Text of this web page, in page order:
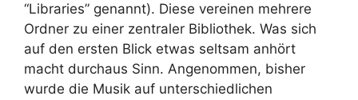
“Libraries” genannt). Diese vereinen mehrere
Ordner zu einer zentraler Bibliothek. Was sich
auf den ersten Blick etwas seltsam anhört
macht durchaus Sinn. Angenommen, bisher
wurde die Musik auf unterschiedlichen